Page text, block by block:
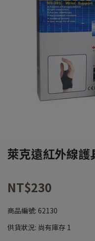
萊克遠紅外線
NT$230
商品編號: 62130
供貨狀況: 尚有庫存 1